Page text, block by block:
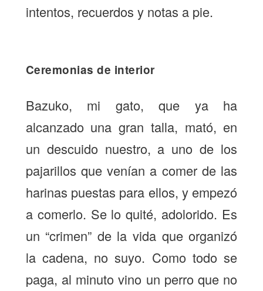
intentos, recuerdos y notas a pie.
Ceremonias de interior
Bazuko, mi gato, que ya ha
alcanzado una gran talla, mató, en
un descuido nuestro, a uno de los
pajarillos que venían a comer de las
harinas puestas para ellos, y empezó
a comerlo. Se lo quité, adolorido. Es
un “crimen” de la vida que organizó
la cadena, no suyo. Como todo se
paga, al minuto vino un perro que no